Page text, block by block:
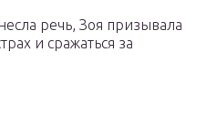
речь, Зоя призывала
и сражаться за